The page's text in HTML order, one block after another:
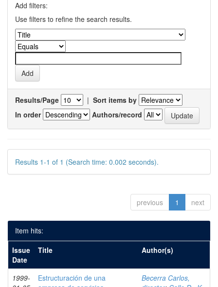
Add filters:
Use filters to refine the search results.
Results/Page | Sort items by
In order
Authors/record
Results 1-1 of 1 (Search time: 0.002 seconds).
previous 1 next
Item hits:
Issue
Date
Title Author(s)
1999-
Estructuración de una
Becerra Carlos,